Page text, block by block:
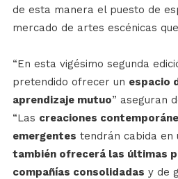
de esta manera el puesto de
mercado de artes escénicas
“En esta vigésimo segunda
pretendido ofrecer un espacio
aprendizaje mutuo” aseguran
“Las creaciones
emergentes tendrán cabida en
también ofrecerá las últimas
compañías consolidadas y de